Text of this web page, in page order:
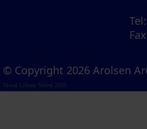
Tel
Fax
© Copyright 2026 Arolsen
Visual Library Server 2026